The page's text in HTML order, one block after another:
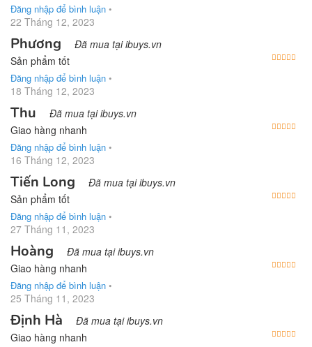
Đăng nhập để bình luận •
22 Tháng 12, 2023
Phương Đã mua tại ibuys.vn
Sản phẩm tốt
Đăng nhập để bình luận •
18 Tháng 12, 2023
Thu Đã mua tại ibuys.vn
Giao hàng nhanh
Đăng nhập để bình luận •
16 Tháng 12, 2023
Tiến Long Đã mua tại ibuys.vn
Sản phẩm tốt
Đăng nhập để bình luận •
27 Tháng 11, 2023
Hoàng Đã mua tại ibuys.vn
Giao hàng nhanh
Đăng nhập để bình luận •
25 Tháng 11, 2023
Định Hà Đã mua tại ibuys.vn
Giao hàng nhanh